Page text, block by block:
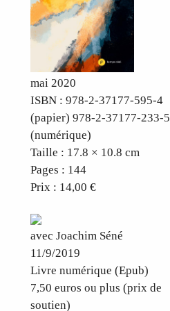
mai 2020
ISBN : 978-2-37177-595-4
(papier) 978-2-37177-233-5
(numérique)
Taille : 17.8 × 10.8 cm
Pages : 144
Prix : 14,00 €
avec Joachim Séné
11/9/2019
Livre numérique (Epub)
7,50 euros ou plus (prix de
soutien)